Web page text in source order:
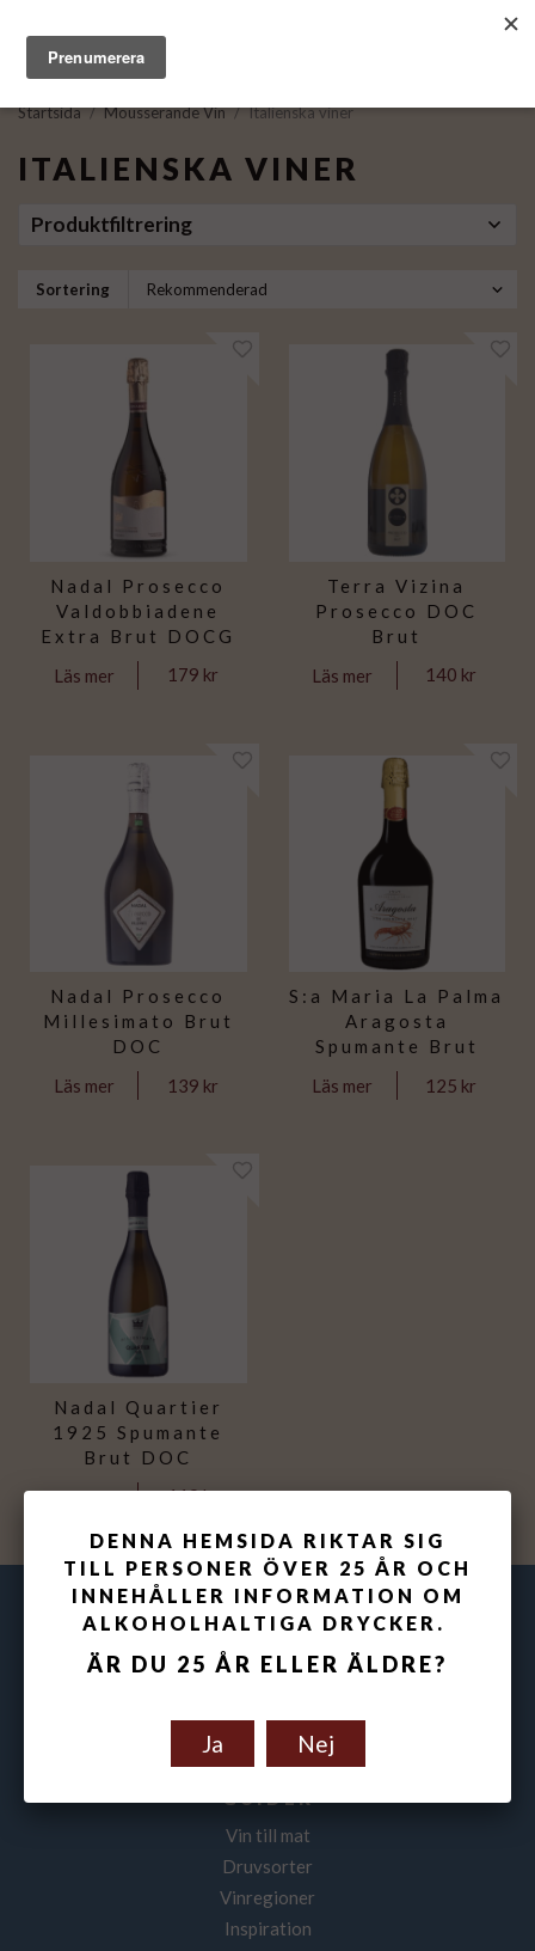
Startsida / Mousserande Vin / Italienska viner
ITALIENSKA VINER
Produktfiltrering
Sortering
Nadal Prosecco
Valdobbiadene
Extra Brut DOCG
Läs mer
179 kr
Terra Vizina
Prosecco DOC
Brut
Läs mer
140 kr
Nadal Prosecco
Millesimato Brut
DOC
Läs mer
139 kr
S:a Maria La Palma
Aragosta
Spumante Brut
Läs mer
125 kr
Nadal Quartier
1925 Spumante
Brut DOC
Läs mer
119 kr
VINFOLKET
Om oss
Kontakta oss
Vin till mat
Druvsorter
Vinregioner
Inspiration
DENNA HEMSIDA RIKTAR SIG
TILL PERSONER ÖVER 25 ÅR OCH
INNEHÅLLER INFORMATION OM
ALKOHOLHALTIGA DRYCKER.
ÄR DU 25 ÅR ELLER ÄLDRE?
Ja Nej